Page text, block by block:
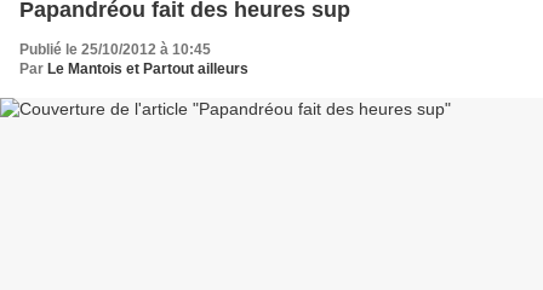
Papandréou fait des heures sup
Publié le 25/10/2012 à 10:45
Par Le Mantois et Partout ailleurs